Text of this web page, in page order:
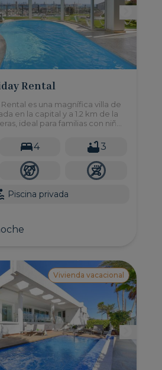
Rental
es una magnífica villa de
en la capital y a 1.2 km de la
ideal para familias con niños
4 3
Piscina privada
Vivienda vacacional